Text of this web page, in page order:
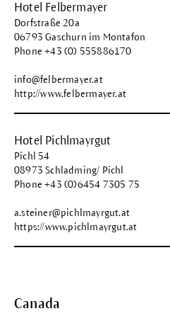
Hotel Felbermayer
Dorfstraße 20a
06793 Gaschurn im Montafon
Phone +43 (0) 555886170
info@felbermayer.at
http://www.felbermayer.at
Hotel Pichlmayrgut
Pichl 54
08973 Schladming/ Pichl
Phone +43 (0)6454 7305 75
a.steiner@pichlmayrgut.at
https://www.pichlmayrgut.at
Canada